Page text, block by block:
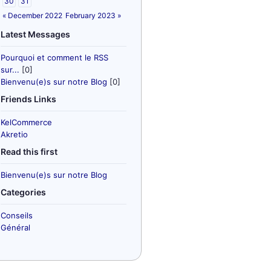
« December 2022 February 2023 »
Latest Messages
Pourquoi et comment le RSS
sur... [0]
Bienvenu(e)s sur notre Blog [0]
Friends Links
KelCommerce
Akretio
Read this first
Bienvenu(e)s sur notre Blog
Categories
Conseils
Général